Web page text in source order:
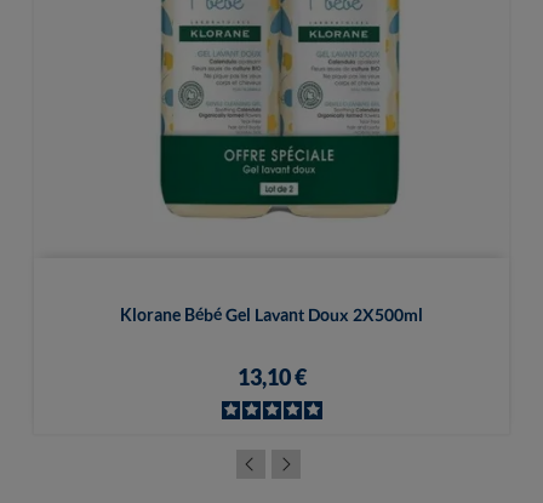
Klorane Bébé Gel Lavant Doux 2X500ml
13,10 €